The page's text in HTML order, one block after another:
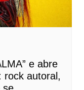
e abre
rock autoral,